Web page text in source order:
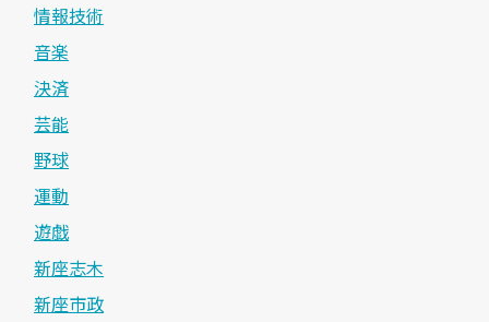
情報技術
音楽
決済
芸能
野球
運動
遊戯
新座志木
新座市政